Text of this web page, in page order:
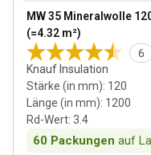
MW 35 Mineralwolle
(=4.32 m²)
6
Knauf Insulation
Stärke (in mm): 120
Länge (in mm): 1200
Rd-Wert: 3.4
60 Packungen auf
View product